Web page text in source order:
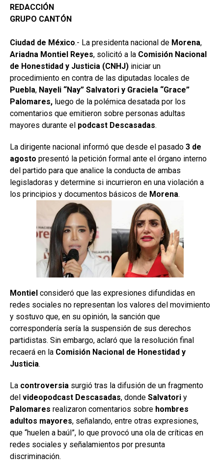
REDACCIÓN
GRUPO CANTÓN
Ciudad de México.- La presidenta nacional de Morena,
Ariadna Montiel Reyes, solicitó a la Comisión Nacional
de Honestidad y Justicia (CNHJ) iniciar un
procedimiento en contra de las diputadas locales de
Puebla, Nayeli “Nay” Salvatori y Graciela “Grace”
Palomares, luego de la polémica desatada por los
comentarios que emitieron sobre personas adultas
mayores durante el podcast Descasadas.
La dirigente nacional informó que desde el pasado 3 de
agosto presentó la petición formal ante el órgano interno
del partido para que analice la conducta de ambas
legisladoras y determine si incurrieron en una violación a
los principios y documentos básicos de Morena.
Montiel consideró que las expresiones difundidas en
redes sociales no representan los valores del movimiento
y sostuvo que, en su opinión, la sanción que
correspondería sería la suspensión de sus derechos
partidistas. Sin embargo, aclaró que la resolución final
recaerá en la Comisión Nacional de Honestidad y
Justicia.
La controversia surgió tras la difusión de un fragmento
del videopodcast Descasadas, donde Salvatori y
Palomares realizaron comentarios sobre hombres
adultos mayores, señalando, entre otras expresiones,
que “huelen a baúl”, lo que provocó una ola de críticas en
redes sociales y señalamientos por presunta
discriminación.